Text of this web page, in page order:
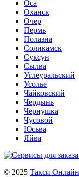
Оса
Оханск
Очер
Пермь
Полазна
Соликамск
Суксун
Сылва
Углеуральский
Усолье
Чайковский
Чердынь
Чернушка
Чусовой
Юсьва
Яйва
© 2025 Такси Онлайн